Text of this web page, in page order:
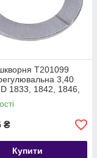
T201099
3,40
1833, 1842, 1846,
2633, T215749
₴
Купити